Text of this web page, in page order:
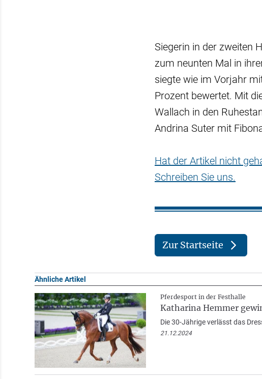
Siegerin in der zweiten
zum neunten Mal in
siegte wie im Vorjahr
Prozent bewertet. Mit
Wallach in den
Andrina Suter mit
Hat der Artikel nicht
Schreiben Sie uns.
Zur Startseite
Ähnliche Artikel
Pferdesport in der Festhalle
Katharina Hemmer
Die 30-Jährige verlässt das
21.12.2024